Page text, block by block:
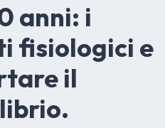
anni: i
fisiologici e
il